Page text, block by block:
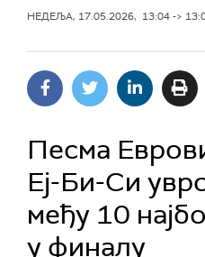
НЕДЕЉА, 17.05.2026, 13:04 ->
Песма
Еј-Би-Си
међу 10
у финалу